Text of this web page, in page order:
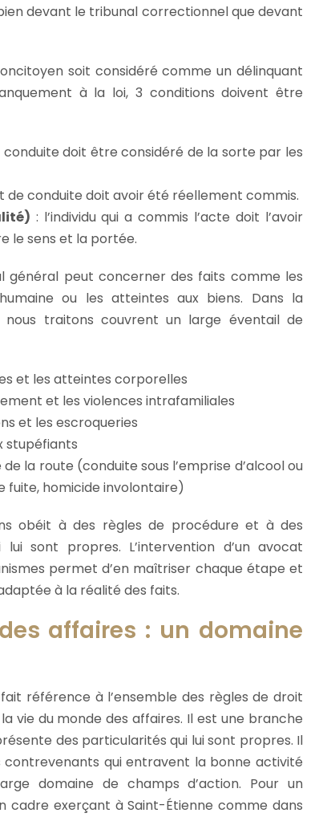
devant le tribunal correctionnel que devant
soit considéré comme un délinquant
à la loi, 3 conditions doivent être
conduite doit être considéré de la sorte par les
de conduite doit avoir été réellement commis.
: l’individu qui a commis l’acte doit l’avoir
le sens et la portée.
général peut concerner des faits comme les
ou les atteintes aux biens. Dans la
nous traitons couvrent un large éventail de
et les atteintes corporelles
et les violences intrafamiliales
et les escroqueries
stupéfiants
la route (conduite sous l’emprise d’alcool ou
fuite, homicide involontaire)
obéit à des règles de procédure et à des
sont propres. L’intervention d’un avocat
permet d’en maîtriser chaque étape et
à la réalité des faits.
affaires : un domaine
référence à l’ensemble des règles de droit
vie du monde des affaires. Il est une branche
des particularités qui lui sont propres. Il
qui entravent la bonne activité
domaine de champs d’action. Pour un
cadre exerçant à Saint-Étienne comme dans